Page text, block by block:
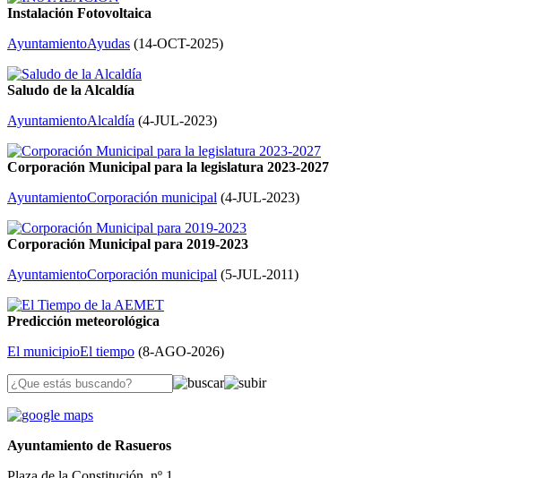
Instalación Fotovoltaica
AyuntamientoAyudas (14-OCT-2025)
Saludo de la Alcaldía
AyuntamientoAlcaldía (4-JUL-2023)
Corporación Municipal para la legislatura 2023-2027
AyuntamientoCorporación municipal (4-JUL-2023)
Corporación Municipal para 2019-2023
AyuntamientoCorporación municipal (5-JUL-2011)
Predicción meteorológica
El municipioEl tiempo (8-AGO-2026)
Ayuntamiento de Rasueros